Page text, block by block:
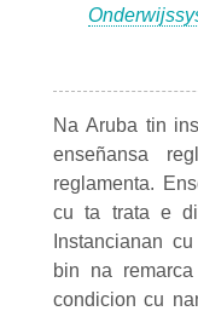
Na Aruba tin
enseñansa
reglamenta.
cu ta trata e
Instancianan
bin na
condicion cu